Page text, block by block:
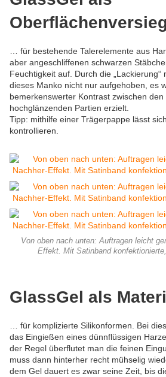
… für bestehende Talerelemente aus
aber angeschliffenen schwarzen
Feuchtigkeit auf. Durch die „Lackierung“
dieses Manko nicht nur aufgehoben, es
bemerkenswerter Kontrast zwischen den
hochglänzenden Partien erzielt.
Tipp: mithilfe einer Trägerpappe lässt
kontrollieren.
Von oben nach unten: Auftragen leicht
Effekt. Mit Satinband
GlassGel als
… für komplizierte Silikonformen. Bei
das Eingießen eines dünnflüssigen
der Regel überflutet man die feinen
muss dann hinterher recht mühselig
dem Gel dauert es zwar seine Zeit, bis